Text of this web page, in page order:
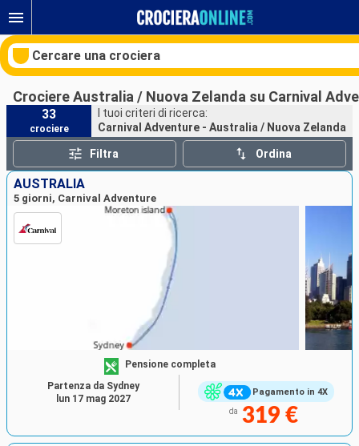
Cercare una crociera
Le nostre destinazioni
Mesi di partenza
Porti
Crociere Australia / Nuova Zelanda su Carnival
33
crociere
I tuoi criteri di ricerca:
Carnival Adventure - Australia / Nuova Zelanda
Filtra Ordina
AUSTRALIA
5 giorni, Carnival Adventure
Pagamento in 4X
Pensione completa
da 319 €
Partenza da Sydney
lun 17 mag 2027